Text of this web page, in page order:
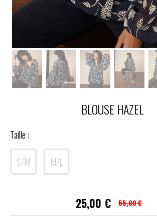
BLOUSE HAZEL
Taille :
S/M M/L
25,00 € 55,00 €